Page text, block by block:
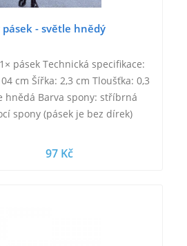
pásek - světle hnědý
pásek Technická specifikace:
cm Šířka: 2,3 cm Tloušťka: 0,3
hnědá Barva spony: stříbrná
spony (pásek je bez dírek)
97 Kč